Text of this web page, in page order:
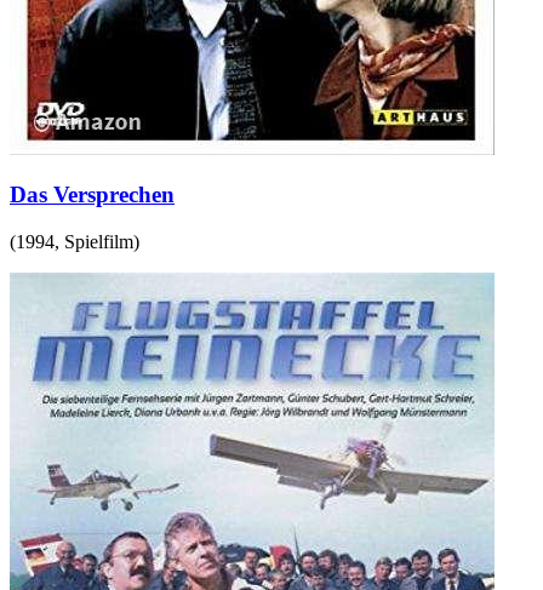
Das Versprechen
(1994, Spielfilm)